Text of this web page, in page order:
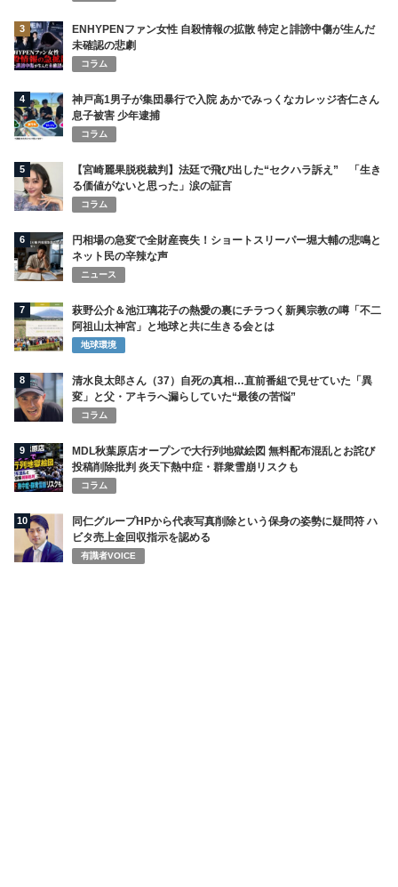
3
ENHYPENファン女性 自殺情報の拡散 特定と誹謗中傷が生んだ
未確認の悲劇
コラム
4
神戸高1男子が集団暴行で入院 あかでみっくなカレッジ杏仁さん
息子被害 少年逮捕
コラム
5
【宮崎麗果脱税裁判】法廷で飛び出した“セクハラ訴え” 「生き
る価値がないと思った」涙の証言
コラム
6
円相場の急変で全財産喪失！ショートスリーパー堀大輔の悲鳴と
ネット民の辛辣な声
ニュース
7
萩野公介＆池江璃花子の熱愛の裏にチラつく新興宗教の噂「不二
阿祖山太神宮」と地球と共に生きる会とは
地球環境
8
清水良太郎さん（37）自死の真相…直前番組で見せていた「異
変」と父・アキラへ漏らしていた“最後の苦悩”
コラム
9
MDL秋葉原店オープンで大行列地獄絵図 無料配布混乱とお詫び
投稿削除批判 炎天下熱中症・群衆雪崩リスクも
コラム
10
同仁グループHPから代表写真削除という保身の姿勢に疑問符 ハ
ビタ売上金回収指示を認める
有識者VOICE